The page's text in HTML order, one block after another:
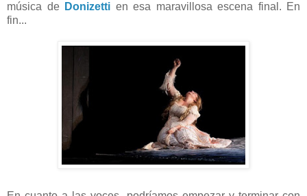
música de Donizetti en esa maravillosa escena final. En
fin...